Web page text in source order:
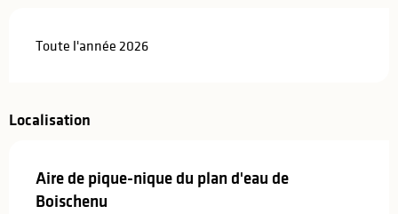
Toute l'année 2026
Localisation
Aire de pique-nique du plan d'eau de
Boischenu